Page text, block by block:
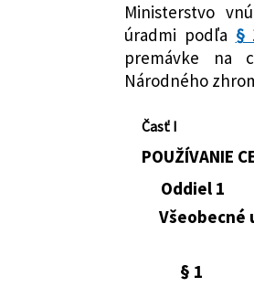
Autor:
Právna oblasť:
Nachádza sa v
Ministerstvo
úradmi podľa §
premávke na
Národného
Časť I
POUŽÍVANIE
Oddiel 1
Všeobecné
§ 1